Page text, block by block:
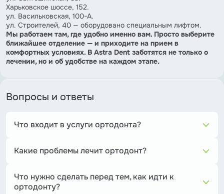
Харьковское шоссе, 152.
ул. Васильковская, 100-А.
ул. Строителей, 40 — оборудовано специальным лифтом.
Мы работаем там, где удобно именно вам. Просто выберите
ближайшее отделение — и приходите на прием в
комфортных условиях. В Astra Dent заботятся не только о
лечении, но и об удобстве на каждом этапе.
Вопросы и ответы
Что входит в услуги ортодонта?
лечением неправильного прикуса, скученности зубов, а
также коррекцией положения челюстей. В его услуги
контроль лечения и сопровождение пациента до
финального результата.
Какие проблемы лечит ортодонт?
(перекрестном, открытом, глубоком и др.), кривых зубах,
больших промежутках между зубами, смещении
челюсти, нарушении дикции или дыхания, связанном с
Что нужно сделать перед тем, как идти к
ортодонту?